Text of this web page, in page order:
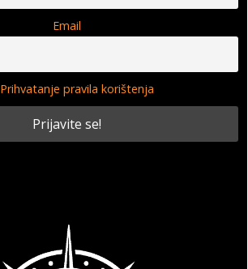
Email
Prihvatanje pravila korištenja